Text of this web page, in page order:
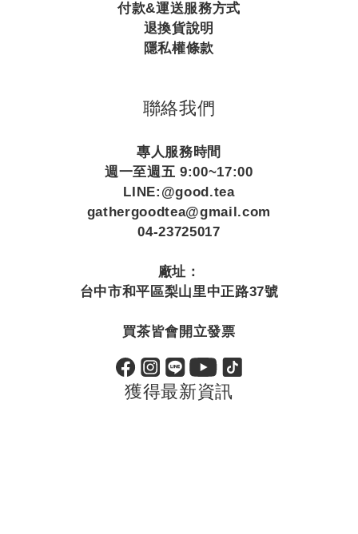
付款&運送服務方式
退換貨說明
隱私權條款
聯絡我們
專人服務時間
週一至週五 9:00~17:00
LINE:@good.tea
gathergoodtea@gmail.com
04-23725017
廠址：
台中市和平區梨山里中正路37號
買茶皆會開立發票
獲得最新資訊